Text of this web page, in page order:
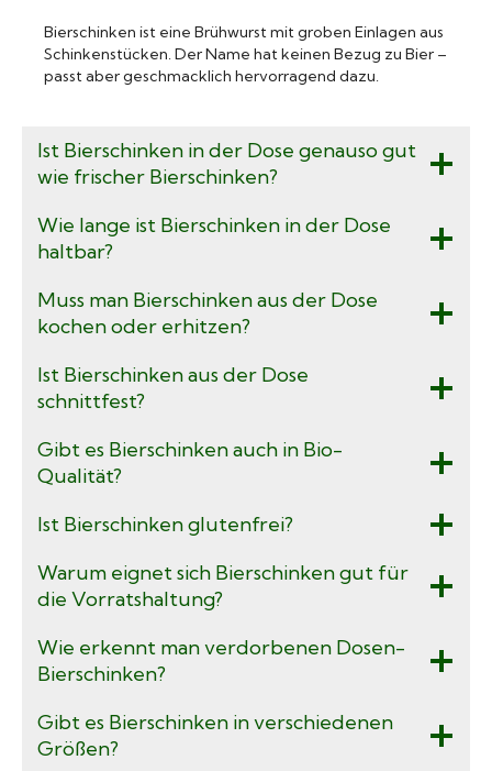
Bierschinken ist eine Brühwurst mit groben Einlagen aus
Schinkenstücken. Der Name hat keinen Bezug zu Bier –
passt aber geschmacklich hervorragend dazu.
Ist Bierschinken in der Dose genauso gut
wie frischer Bierschinken?
Wie lange ist Bierschinken in der Dose
haltbar?
Muss man Bierschinken aus der Dose
kochen oder erhitzen?
Ist Bierschinken aus der Dose
schnittfest?
Gibt es Bierschinken auch in Bio-
Qualität?
Ist Bierschinken glutenfrei?
Warum eignet sich Bierschinken gut für
die Vorratshaltung?
Wie erkennt man verdorbenen Dosen-
Bierschinken?
Gibt es Bierschinken in verschiedenen
Größen?